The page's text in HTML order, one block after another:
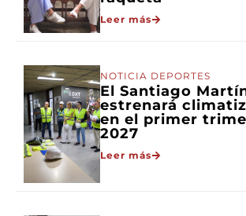
Leer más
NOTICIA DEPORTES
El Santiago
estrenará
en el primer
2027
Leer más